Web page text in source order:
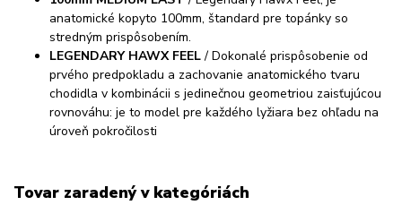
anatomické kopyto 100mm, štandard pre topánky so
stredným prispôsobením.
LEGENDARY HAWX FEEL/ Dokonalé prispôsobenie od
prvého predpokladu a zachovanie anatomického tvaru
chodidla v kombinácii s jedinečnou geometriou zaisťujúcou
rovnováhu: je to model pre každého lyžiara bez ohľadu na
úroveň pokročilosti
Tovar zaradený v kategóriách